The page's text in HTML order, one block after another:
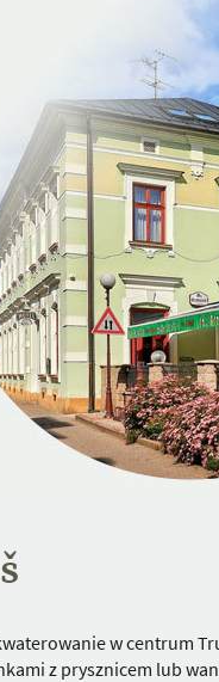
w centrum
z prysznicem lub